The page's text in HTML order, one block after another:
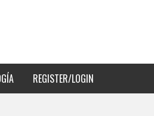
REGISTER/LOGIN